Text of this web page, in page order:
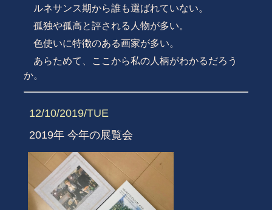
ルネサンス期から誰も選ばれていない。
孤独や孤高と評される人物が多い。
色使いに特徴のある画家が多い。
あらためて、ここから私の人柄がわかるだろう
か。
12/10/2019/TUE
2019年 今年の展覧会